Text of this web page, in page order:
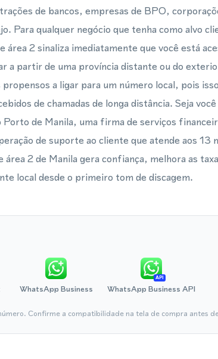
de bancos, empresas de BPO,
Para qualquer negócio que tenha como alvo
área 2 sinaliza imediatamente que você está
a partir de uma província distante ou do
a ligar para um número local, pois
de chamadas de longa distância. Seja
de Manila, uma firma de serviços
de suporte ao cliente que atende aos 13
2 de Manila gera confiança, melhora as
local desde o primeiro tom de discagem.
WhatsApp Business
API
WhatsApp Business API
Confirme a compatibilidade na tela de compra antes